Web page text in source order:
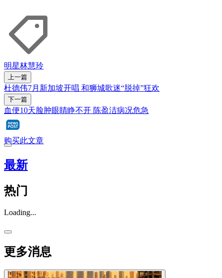
明星林慧玲
上一篇
杜德伟7月新加坡开唱 和狮城歌迷“脱掉”狂欢
下一篇
血便10天脸肿眼睛睁不开 陈盈洁病况危急
购买此文章
最新
热门
Loading...
更多消息